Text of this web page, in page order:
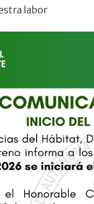
labor